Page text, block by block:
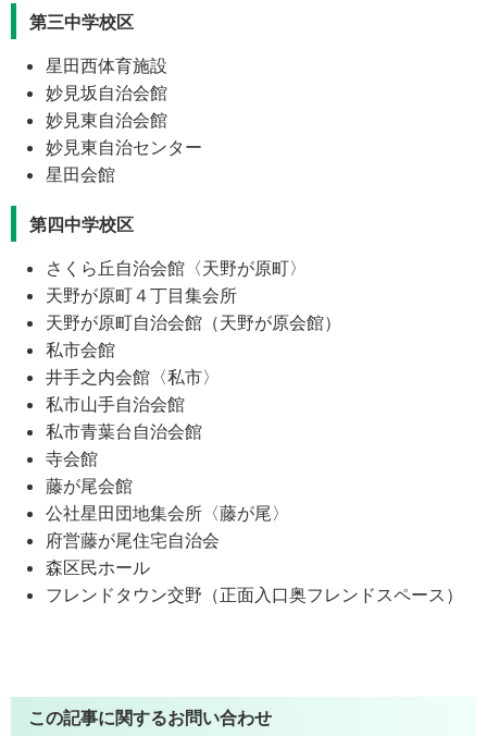
第三中学校区
星田西体育施設
妙見坂自治会館
妙見東自治会館
妙見東自治センター
星田会館
第四中学校区
さくら丘自治会館〈天野が原町〉
天野が原町４丁目集会所
天野が原町自治会館（天野が原会館）
私市会館
井手之内会館〈私市〉
私市山手自治会館
私市青葉台自治会館
寺会館
藤が尾会館
公社星田団地集会所〈藤が尾〉
府営藤が尾住宅自治会
森区民ホール
フレンドタウン交野（正面入口奥フレンドスペース）
この記事に関するお問い合わせ